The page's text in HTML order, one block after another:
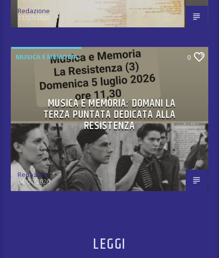
Redazione
11/07/2026
MUSICA E MEMORIA 0
MUSICA E MEMORIA: DOMANI LA
TERZA PUNTATA DEDICATA ALLA
RESISTENZA
Redazione
04/07/2026
LEGGI